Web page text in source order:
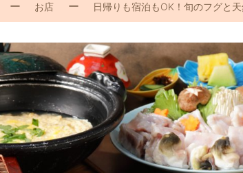
お店 日帰りも宿泊もOK！旬のフグと